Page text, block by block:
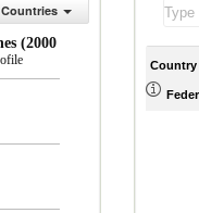
(2000 = 100)
Country